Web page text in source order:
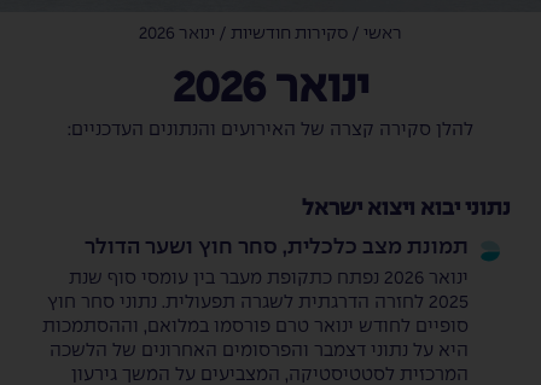
ראשי / סקירות חודשיות / ינואר 2026
ינואר 2026
להלן סקירה קצרה של האירועים והנתונים העדכניים:
נתוני יבוא ויצוא ישראל
תמונת מצב כלכלית, סחר חוץ ושער הדולר
ינואר 2026 נפתח כתקופת מעבר בין עומסי סוף שנת
2025 לחזרה הדרגתית לשגרה תפעולית. נתוני סחר חוץ
סופיים לחודש ינואר טרם פורסמו במלואם, וההסתמכות
היא על נתוני דצמבר והפרסומים האחרונים של הלשכה
המרכזית לסטטיסטיקה, המצביעים על המשך גירעון